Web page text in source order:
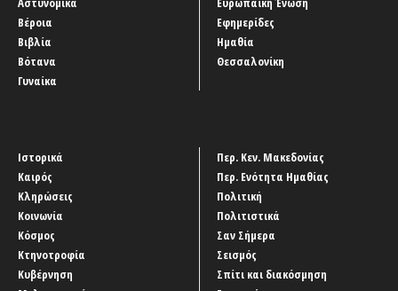
Βέροια
Βιβλία
Βότανα
Γυναίκα
Εφημερίδες
Ημαθία
Θεσσαλονίκη
Ιστορικά
Καιρός
Κληρώσεις
Κοινωνία
Κόσμος
Κτηνοτροφία
Κυβέρνηση
Περ. Κεν. Μακεδονίας
Περ. Ενότητα Ημαθίας
Πολιτική
Πολιτιστικά
Σαν Σήμερα
Σεισμός
Σπίτι και διακόσμηση